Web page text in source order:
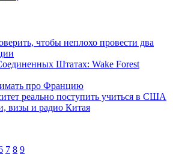
чтобы неплохо провести два
Штатах: Wake Forest
про Францию
реально поступить учиться в США
визы и радио Китая
7 8 9